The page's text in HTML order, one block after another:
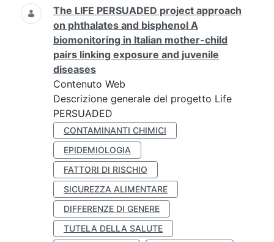
The LIFE PERSUADED project approach
on phthalates and bisphenol A
biomonitoring in Italian mother-child
pairs linking exposure and juvenile
diseases
Contenuto Web
Descrizione generale del progetto Life
PERSUADED
CONTAMINANTI CHIMICI
EPIDEMIOLOGIA
FATTORI DI RISCHIO
SICUREZZA ALIMENTARE
DIFFERENZE DI GENERE
TUTELA DELLA SALUTE